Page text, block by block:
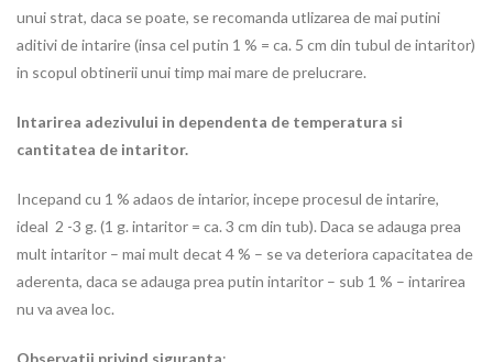
unui strat, daca se poate, se recomanda utlizarea de mai putini
aditivi de intarire (insa cel putin 1 % = ca. 5 cm din tubul de intaritor)
in scopul obtinerii unui timp mai mare de prelucrare.
Intarirea adezivului in dependenta de temperatura si
cantitatea de intaritor.
Incepand cu 1 % adaos de intarior, incepe procesul de intarire,
ideal 2 -3 g. (1 g. intaritor = ca. 3 cm din tub). Daca se adauga prea
mult intaritor – mai mult decat 4 % – se va deteriora capacitatea de
aderenta, daca se adauga prea putin intaritor – sub 1 % – intarirea
nu va avea loc.
Observatii privind siguranta: